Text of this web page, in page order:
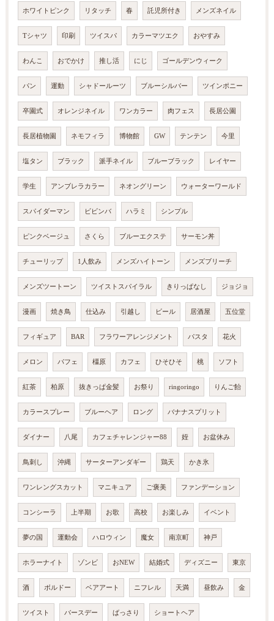
ホワイトピンク リタッチ 春 託児所付き メンズネイル
Tシャツ 印刷 ツイスパ カラーマツエク おやすみ
わんこ おでかけ 推し活 にじ ゴールデンウィーク
パン 運動 シャドールーツ ブルーシルバー ツインポニー
卒園式 オレンジネイル ワンカラー 肉フェス 長居公園
長居植物園 ネモフィラ 博物館 GW テンテン 今里
塩タン ブラック 派手ネイル ブルーブラック レイヤー
学生 アンブレラカラー ネオングリーン ウォーターワールド
スパイダーマン ビビンバ ハラミ シンプル
ピンクベージュ さくら ブルーエクステ サーモン丼
チューリップ 1人飲み メンズハイトーン メンズブリーチ
メンズツートーン ツイストスパイラル きりっぱなし ジョジョ
漫画 焼き鳥 仕込み 引越し ビール 居酒屋 五位堂
フィギュア BAR フラワーアレンジメント パスタ 花火
メロン パフェ 橿原 カフェ ひそひそ 桃 ソフト
紅茶 柏原 抜きっぱ金髪 お祭り ringoringo りんご飴
カラースプレー ブルーヘア ロング バナナスプリット
ダイナー 八尾 カフェチャレンジャー88 姪 お盆休み
鳥刺し 沖縄 サーターアンダギー 鶏天 かき氷
ワンレングスカット マニキュア ご褒美 ファンデーション
コンシーラ 上半期 お歌 高校 お楽しみ イベント
夢の国 運動会 ハロウィン 魔女 南京町 神戸
ホラーナイト ゾンビ おNEW 結婚式 ディズニー 東京
酒 ボルドー ベアアート ニフレル 天満 昼飲み 金
ツイスト バースデー ばっさり ショートヘア